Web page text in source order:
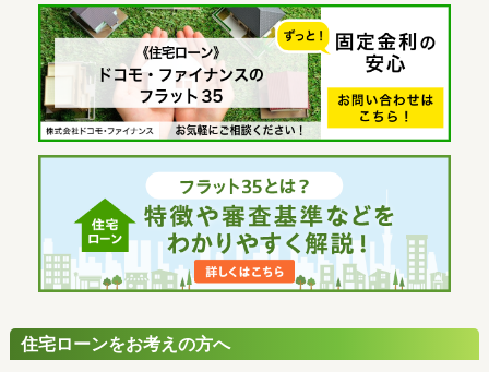
住宅ローンをお考えの方へ